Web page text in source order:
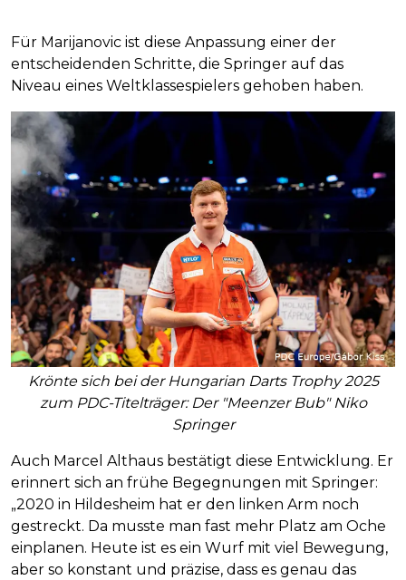
Für Marijanovic ist diese Anpassung einer der
entscheidenden Schritte, die Springer auf das
Niveau eines Weltklassespielers gehoben haben.
Krönte sich bei der Hungarian Darts Trophy 2025
zum PDC-Titelträger: Der "Meenzer Bub" Niko
Springer
Auch Marcel Althaus bestätigt diese Entwicklung. Er
erinnert sich an frühe Begegnungen mit Springer:
„2020 in Hildesheim hat er den linken Arm noch
gestreckt. Da musste man fast mehr Platz am Oche
einplanen. Heute ist es ein Wurf mit viel Bewegung,
aber so konstant und präzise, dass es genau das